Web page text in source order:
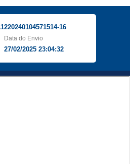
16
Data do Envio
27/02/2025 23:04:32